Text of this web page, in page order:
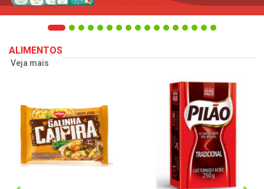
ALIMENTOS
Veja mais